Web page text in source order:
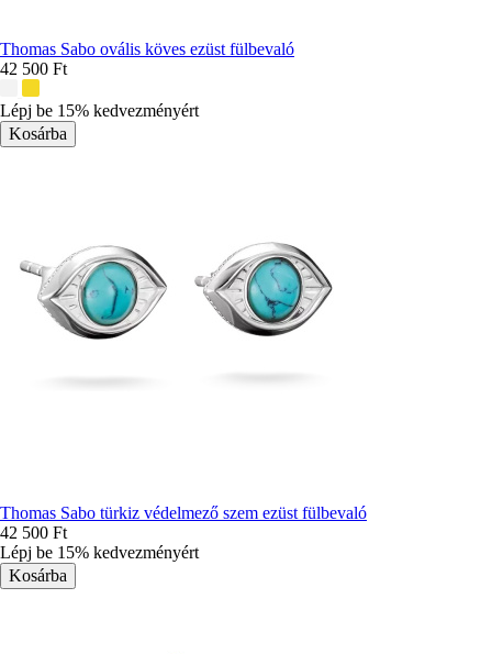
Thomas Sabo ovális köves ezüst fülbevaló
42 500 Ft
színek:
Lépj be 15% kedvezményért
Thomas Sabo türkiz védelmező szem ezüst fülbevaló
42 500 Ft
Lépj be 15% kedvezményért